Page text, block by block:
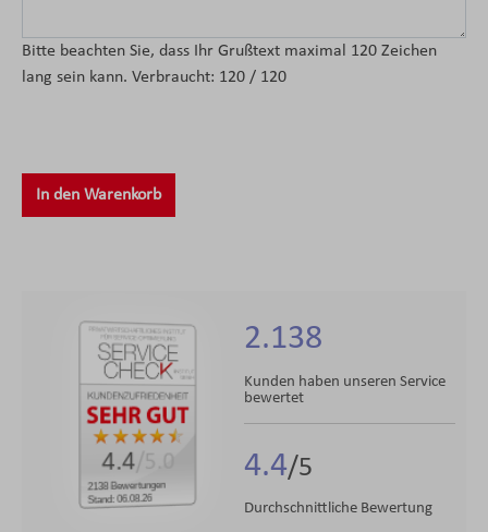
Bitte beachten Sie, dass Ihr Grußtext maximal 120 Zeichen
lang sein kann. Verbraucht: 120 / 120
In den Warenkorb
2138 Bewertungen
Stand: 06.08.26
4.4/5.0
2.138
Kunden haben unseren Service
bewertet
4.4
Durchschnittliche Bewertung